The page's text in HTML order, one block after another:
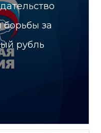
борьбы за
рубль